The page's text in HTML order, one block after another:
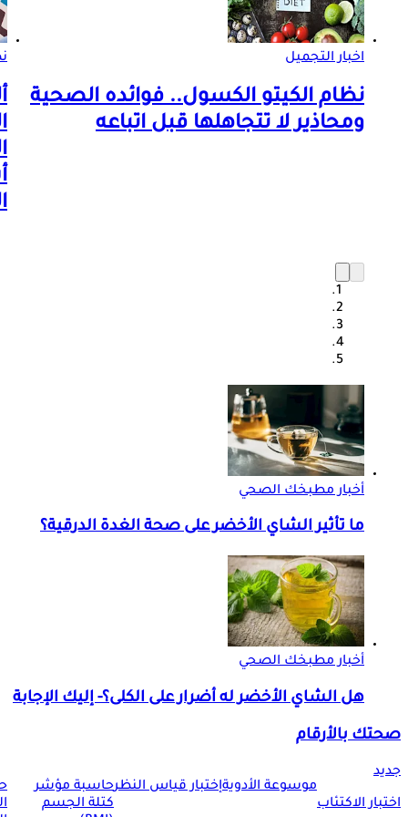
اخبار التجميل
نظام الكيتو الكسول.. فوائده الصحية
ومحاذير لا تتجاهلها قبل اتباعه
أخبار مطبخك الصحي
ما تأثير الشاي الأخضر على صحة الغدة الدرقية؟
أخبار مطبخك الصحي
هل الشاي الأخضر له أضرار على الكلى؟- إليك الإجابة
صحتك بالأرقام
جديد
اختبار الاكتئاب
موسوعة الأدويةإختبار قياس النظرحاسبة مؤشر
كتلة الجسم